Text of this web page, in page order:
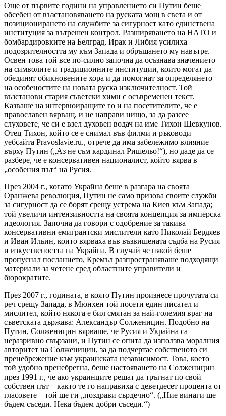
Още от първите години на управлението си Путин беше
обсебен от възстановяването на руската мощ в света и от
позиционирането на службите за сигурност като единствена
институция за вътрешен контрол. Разширяването на НАТО и
бомбардировките на Белград, Ирак и Либия усилиха
подозрителността му към Запада и обръщането му навътре.
Освен това той все по-силно започна да осъзнава значението
на символите и традиционните институции, които могат да
обединят обикновените хора и да помогнат за определянето
на особеностите на новата руска изключителност. Той
възстанови стария съветски химн с осъвременен текст.
Казваше на интервюиращите го и на посетителите, че е
православен вярващ, и не направи нищо, за да разсее
слуховете, че си е взел духовен водач на име Тихон Шевкунов.
Отец Тихон, който се е снимал във филми и ръководи
уебсайта Pravoslavie.ru., отрече да има забележимо влияние
върху Путин („Аз не съм кардинал Ришельо!“), но даде да се
разбере, че е консервативен националист, който вярва в
„особения път“ на Русия.
През 2004 г., когато Украйна беше в разгара на своята
Оранжева революция, Путин не само призова своите служби
за сигурност да се борят срещу устрема на Киев към Запада;
той увеличи интензивността на своята концепция за имперска
идеология. Започна да говори с одобрение за такива
консервативни емигрантски мислители като Николай Бердяев
и Иван Ильин, които вярваха във възвишената съдба на Русия
и изкуствеността на Украйна. В случай че някой беше
пропуснал посланието, Кремъл разпространяваше подходящи
материали за четене сред областните управители и
бюрократите.
През 2007 г., годината, в която Путин произнесе прочутата си
реч срещу Запада, в Мюнхен той посети един писател и
мислител, който някога е бил смятан за най-големия враг на
съветската държава: Александър Солженицин. Подобно на
Путин, Солженицин вярваше, че Русия и Украйна са
неразривно свързани, и Путин се опита да използва моралния
авторитет на Солженицин, за да подчертае собственото си
пренебрежение към украинската независимост. Това, което
той удобно пренебрегна, беше настояването на Солженицин
през 1991 г., че ако украинците решат да тръгнат по свой
собствен път – както те го направиха с деветдесет процента от
гласовете – той ще ги „поздрави сърдечно“. („Ние винаги ще
бъдем съседи. Нека бъдем добри съседи.“)